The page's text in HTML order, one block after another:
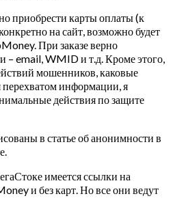
приобрести карты оплаты (к
на сайт, возможно будет
При заказе верно
– email, WMID и т.д. Кроме этого,
мошенников, каковые
перехватом информации, я
действия по защите
в статье об анонимности в
имеется ссылки на
и без карт. Но все они ведут